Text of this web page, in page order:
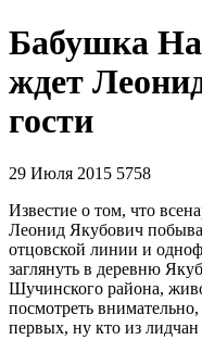
Бабушка
ждет
гости
29 Июля 2015 5758
Известие о том, что
Леонид Якубович
отцовской линии и
заглянуть в деревню
Шучинского района,
посмотреть
первых, ну кто из